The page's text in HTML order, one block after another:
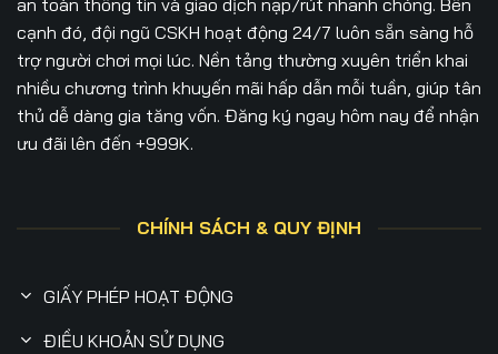
an toàn thông tin và giao dịch nạp/rút nhanh chóng. Bên
cạnh đó, đội ngũ CSKH hoạt động 24/7 luôn sẵn sàng hỗ
trợ người chơi mọi lúc. Nền tảng thường xuyên triển khai
nhiều chương trình khuyến mãi hấp dẫn mỗi tuần, giúp tân
thủ dễ dàng gia tăng vốn. Đăng ký ngay hôm nay để nhận
ưu đãi lên đến +999K.
CHÍNH SÁCH & QUY ĐỊNH
GIẤY PHÉP HOẠT ĐỘNG
ĐIỀU KHOẢN SỬ DỤNG